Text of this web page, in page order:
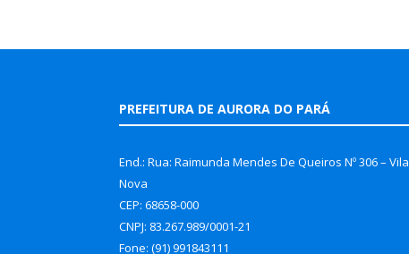
PREFEITURA DE AURORA DO PARÁ
End.: Rua: Raimunda Mendes De Queiros Nº 306 – Vila
Nova
CEP: 68658-000
CNPJ: 83.267.989/0001-21
Fone: (91) 991843111